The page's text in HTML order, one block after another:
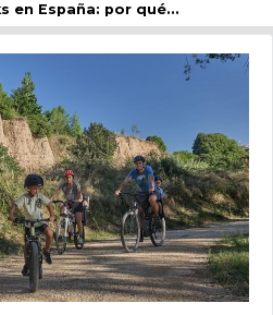
en España: por qué...